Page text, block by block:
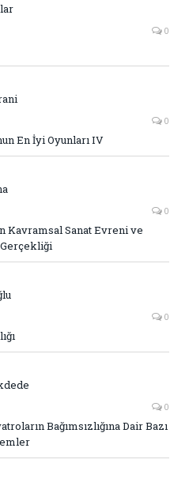
0
0
En İyi Oyunları IV
0
Kavramsal Sanat Evreni ve
0
0
Bağımsızlığına Dair Bazı